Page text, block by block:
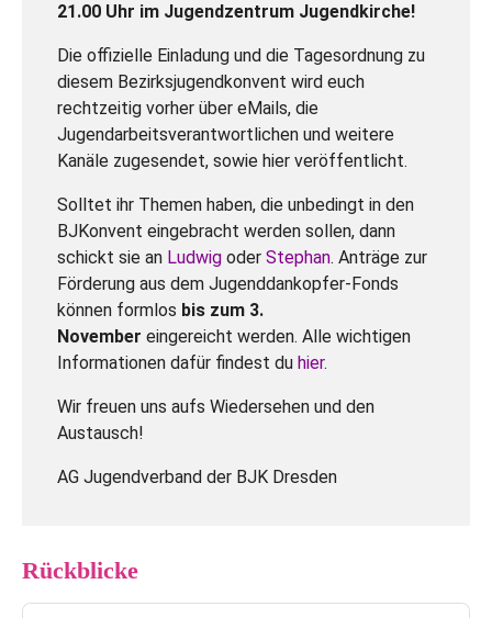
21.00 Uhr im Jugendzentrum Jugendkirche!
Die offizielle Einladung und die Tagesordnung zu
diesem Bezirksjugendkonvent wird euch
rechtzeitig vorher über eMails, die
Jugendarbeitsverantwortlichen und weitere
Kanäle zugesendet, sowie hier veröffentlicht.
Solltet ihr Themen haben, die unbedingt in den
BJKonvent eingebracht werden sollen, dann
schickt sie an Ludwig oder Stephan. Anträge zur
Förderung aus dem Jugenddankopfer-Fonds
können formlos bis zum 3.
November eingereicht werden. Alle wichtigen
Informationen dafür findest du hier.
Wir freuen uns aufs Wiedersehen und den
Austausch!
AG Jugendverband der BJK Dresden
Rückblicke